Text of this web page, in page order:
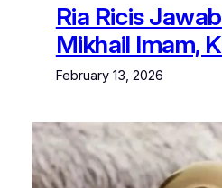
Ria Ricis
Mikhail Imam,
February 13, 2026